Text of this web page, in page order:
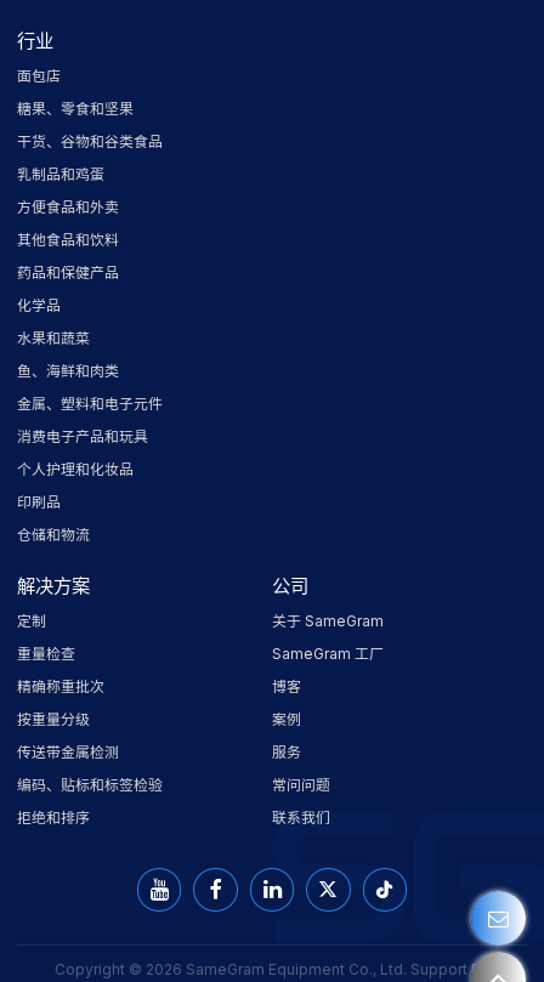
行业
面包店
糖果、零食和坚果
干货、谷物和谷类食品
乳制品和鸡蛋
方便食品和外卖
其他食品和饮料
药品和保健产品
化学品
水果和蔬菜
鱼、海鲜和肉类
金属、塑料和电子元件
消费电子产品和玩具
个人护理和化妆品
印刷品
仓储和物流
解决方案
定制
重量检查
精确称重批次
按重量分级
传送带金属检测
编码、贴标和标签检验
拒绝和排序
公司
关于 SameGram
SameGram 工厂
博客
案例
服务
常问问题
联系我们
Copyright © 2026 SameGram Equipment Co., Ltd. Support By